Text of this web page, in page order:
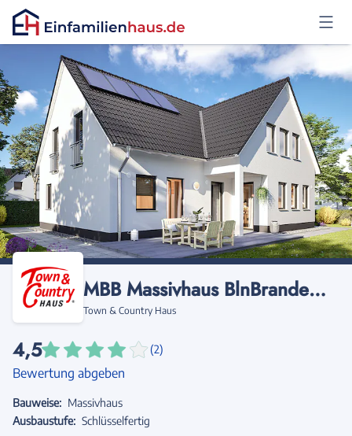
Anmelden
MBB Massivhaus BlnBrandenburg
Town & Country Haus
4,5 (2)
Bewertung abgeben
Bauweise: Massivhaus
Ausbaustufe: Schlüsselfertig